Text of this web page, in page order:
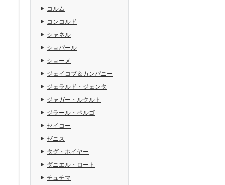
コルム
コンコルド
シャネル
ショパール
ショーメ
ジェイコブ＆カンパニー
ジェラルド・ジェンタ
ジャガー・ルクルト
ジラール・ペルゴ
セイコー
ゼニス
タグ・ホイヤー
ダニエル・ロート
チュチマ